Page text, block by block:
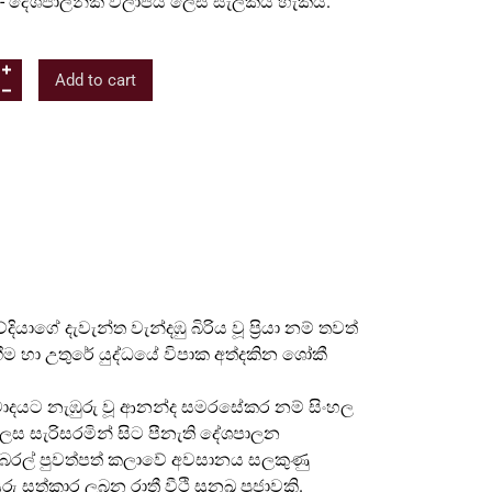
Add to cart
දැවැන්ත වැන්දඹු බිරිය වූ ප්‍රියා නම් තවත්
හා උතුරේ යුද්ධයේ විපාක අත්දකින ශෝකී
නැඹුරු වූ ආනන්ද සමරසේකර නම් සිංහල
සැරිසරමින් සිට පීනැති දේශපාලන
පුවත්පත් කලාවේ අවසානය සලකුණු
ලබන රාත්‍රී වීථි සුනඛ ප්‍රජාවකි.